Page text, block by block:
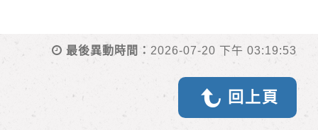
最後異動時間： 2026-07-20 下午 03:19:53
回上頁